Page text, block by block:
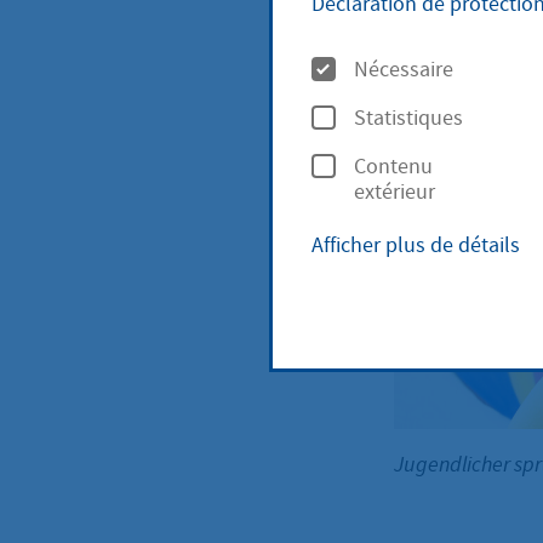
Vous
jeunesse à
Jugendlicher
O
p
t
i
o
Nécessaire
Statistiques
Contenu
extérieur
Afficher plus de détails